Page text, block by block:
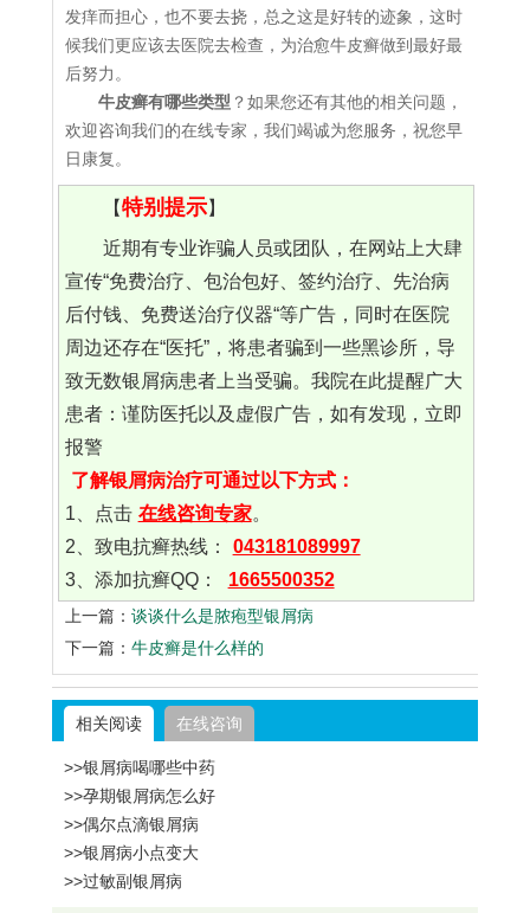
发痒而担心，也不要去挠，总之这是好转的迹象，这时
候我们更应该去医院去检查，为治愈牛皮癣做到最好最
后努力。
牛皮癣有哪些类型 ？如果您还有其他的相关问题，
欢迎咨询我们的在线专家，我们竭诚为您服务，祝您早
日康复。
【特别提示】
近期有专业诈骗人员或团队，在网站上大肆
宣传“免费治疗、包治包好、签约治疗、先治病
后付钱、免费送治疗仪器“等广告，同时在医院
周边还存在“医托”，将患者骗到一些黑诊所，导
致无数银屑病患者上当受骗。我院在此提醒广大
患者：谨防医托以及虚假广告，如有发现，立即
报警
了解银屑病治疗可通过以下方式：
1、点击 在线咨询专家。
2、致电抗癣热线：
043181089997
3、添加抗癣QQ：
1665500352
上一篇： 谈谈什么是脓疱型银屑病
下一篇： 牛皮癣是什么样的
相关阅读 在线咨询
>>银屑病喝哪些中药
>>孕期银屑病怎么好
>>偶尔点滴银屑病
>>银屑病小点变大
>>过敏副银屑病